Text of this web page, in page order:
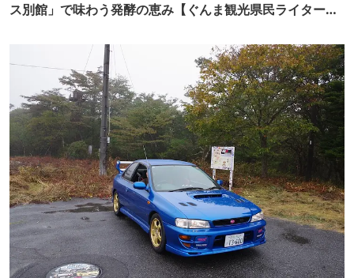
ス別館」で味わう発酵の恵み【ぐんま観光県民ライター